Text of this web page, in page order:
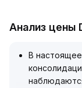
Анализ цены
В настоящее